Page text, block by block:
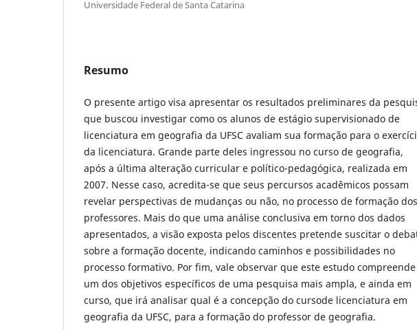
Universidade Federal de Santa Catarina
Resumo
O presente artigo visa apresentar os resultados preliminares da
que buscou investigar como os alunos de estágio supervisionado de
licenciatura em geografia da UFSC avaliam sua formação para o
da licenciatura. Grande parte deles ingressou no curso de geografia,
após a última alteração curricular e político-pedagógica, realizada em
2007. Nesse caso, acredita-se que seus percursos acadêmicos possam
revelar perspectivas de mudanças ou não, no processo de formação dos
professores. Mais do que uma análise conclusiva em torno dos dados
apresentados, a visão exposta pelos discentes pretende suscitar o
sobre a formação docente, indicando caminhos e possibilidades no
processo formativo. Por fim, vale observar que este estudo compreende
um dos objetivos específicos de uma pesquisa mais ampla, e ainda em
curso, que irá analisar qual é a concepção do cursode licenciatura em
geografia da UFSC, para a formação do professor de geografia.